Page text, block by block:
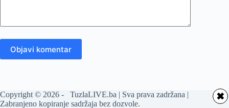
Objavi komentar
Copyright © 2026 - TuzlaLIVE.ba | Sva prava zadržana |
Zabranjeno kopiranje sadržaja bez dozvole.
✖